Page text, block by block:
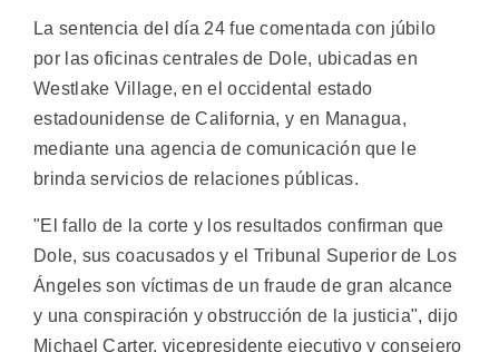
La sentencia del día 24 fue comentada con júbilo
por las oficinas centrales de Dole, ubicadas en
Westlake Village, en el occidental estado
estadounidense de California, y en Managua,
mediante una agencia de comunicación que le
brinda servicios de relaciones públicas.
"El fallo de la corte y los resultados confirman que
Dole, sus coacusados y el Tribunal Superior de Los
Ángeles son víctimas de un fraude de gran alcance
y una conspiración y obstrucción de la justicia", dijo
Michael Carter, vicepresidente ejecutivo y consejero